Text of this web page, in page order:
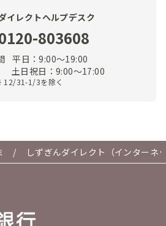
イレクトヘルプデスク
803608
平日：9:00～19:00
土日祝日：9:00～17:00
12/31-1/3を除く
/ しずぎんダイレクト（インターネ